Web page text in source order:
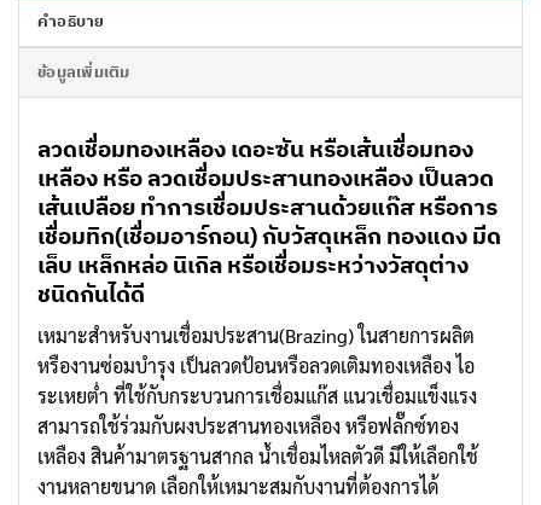
คำอธิบาย
ข้อมูลเพิ่มเติม
ลวดเชื่อมทองเหลือง เดอะซัน หรือเส้นเชื่อมทอง
เหลือง หรือ ลวดเชื่อมประสานทองเหลือง เป็นลวด
เส้นเปลือย ทำการเชื่อมประสานด้วยแก๊ส หรือการ
เชื่อมทิก(เชื่อมอาร์กอน) กับวัสดุเหล็ก ทองแดง มีด
เล็บ เหล็กหล่อ นิเกิล หรือเชื่อมระหว่างวัสดุต่าง
ชนิดกันได้ดี
เหมาะสำหรับงานเชื่อมประสาน(Brazing) ในสายการผลิต
หรืองานซ่อมบำรุง เป็นลวดป้อนหรือลวดเติมทองเหลือง ไอ
ระเหยต่ำ ที่ใช้กับกระบวนการเชื่อมแก๊ส แนวเชื่อมแข็งแรง
สามารถใช้ร่วมกับผงประสานทองเหลือง หรือฟลั๊กซ์ทอง
เหลือง สินค้ามาตรฐานสากล น้ำเชื่อมไหลตัวดี มีให้เลือกใช้
งานหลายขนาด เลือกให้เหมาะสมกับงานที่ต้องการได้